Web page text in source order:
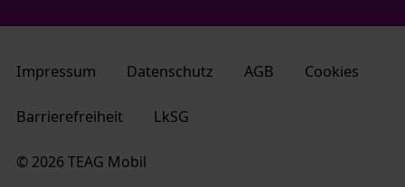
Impressum Datenschutz AGB Cookies
Barrierefreiheit LkSG
© 2026 TEAG Mobil